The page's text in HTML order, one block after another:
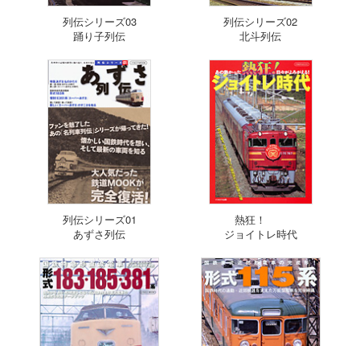
列伝シリーズ03
踊り子列伝
列伝シリーズ02
北斗列伝
列伝シリーズ01
あずさ列伝
熱狂！
ジョイトレ時代